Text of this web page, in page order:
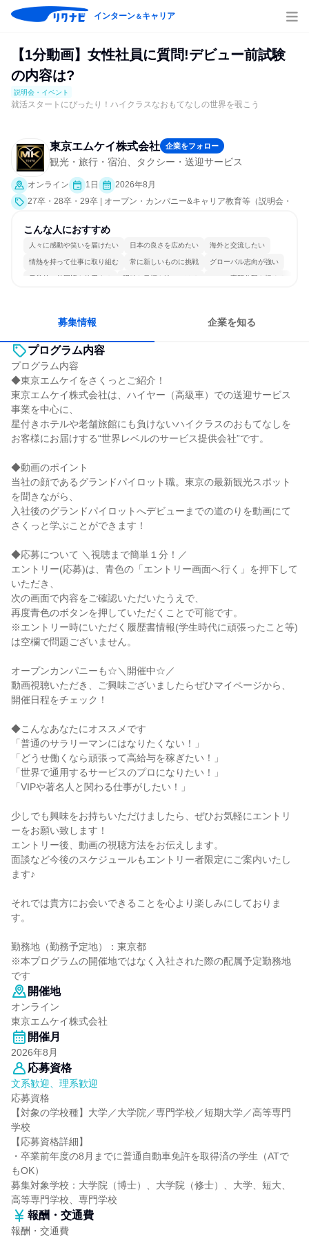
インターン＆キャリア
【1分動画】女性社員に質問!デビュー前試験
の内容は?
説明会・イベント
就活スタートにぴったり！ハイクラスなおもてなしの世界を覗こう
東京エムケイ株式会社 企業をフォロー
観光・旅行・宿泊、タクシー・送迎サービス
オンライン 1日
2026年8月
27卒・28卒・29卒 | オープン・カンパニー&キャリア教育等（説明会・
こんな人におすすめ
人々に感動や笑いを届けたい 日本の良さを広めたい 海外と交流したい
情熱を持って仕事に取り組む 常に新しいものに挑戦 グローバル志向が強い
日常的に外国語を使用する 明確な目標を追いかける 一つの専門分野を極める
募集情報 企業を知る
プログラム内容
プログラム内容
◆東京エムケイをさくっとご紹介！
東京エムケイ株式会社は、ハイヤー（高級車）での送迎サービス
事業を中心に、
星付きホテルや老舗旅館にも負けないハイクラスのおもてなしを
お客様にお届けする“世界レベルのサービス提供会社”です。
◆動画のポイント
当社の顔であるグランドパイロット職。東京の最新観光スポット
を聞きながら、
入社後のグランドパイロットへデビューまでの道のりを動画にて
さくっと学ぶことができます！
◆応募について ＼視聴まで簡単１分！／
エントリー(応募)は、青色の「エントリー画面へ行く」を押下して
いただき、
次の画面で内容をご確認いただいたうえで、
再度青色のボタンを押していただくことで可能です。
※エントリー時にいただく履歴書情報(学生時代に頑張ったこと等)
は空欄で問題ございません。
オープンカンパニーも☆＼開催中☆／
動画視聴いただき、ご興味ございましたらぜひマイページから、
開催日程をチェック！
◆こんなあなたにオススメです
「普通のサラリーマンにはなりたくない！」
「どうせ働くなら頑張って高給与を稼ぎたい！」
「世界で通用するサービスのプロになりたい！」
「VIPや著名人と関わる仕事がしたい！」
少しでも興味をお持ちいただけましたら、ぜひお気軽にエントリ
ーをお願い致します！
エントリー後、動画の視聴方法をお伝えします。
面談など今後のスケジュールもエントリー者限定にご案内いたし
ます♪
それでは貴方にお会いできることを心より楽しみにしておりま
す。
勤務地（勤務予定地）：東京都
※本プログラムの開催地ではなく入社された際の配属予定勤務地
です
開催地
オンライン
東京エムケイ株式会社
開催月
2026年8月
応募資格
文系歓迎、理系歓迎
応募資格
【対象の学校種】大学／大学院／専門学校／短期大学／高等専門
学校
【応募資格詳細】
・卒業前年度の8月までに普通自動車免許を取得済の学生（ATで
もOK）
募集対象学校：大学院（博士）、大学院（修士）、大学、短大、
高等専門学校、専門学校
報酬・交通費
報酬・交通費